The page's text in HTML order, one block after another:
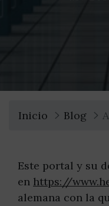
Inicio Blog
Este portal y su
en https://
alemana con la